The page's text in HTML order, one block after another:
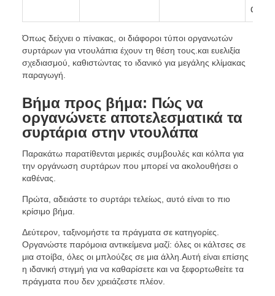
Όπως δείχνει ο πίνακας, οι διάφοροι τύποι οργανωτών
συρτάρων για ντουλάπια έχουν τη θέση τους.και ευελιξία
σχεδιασμού, καθιστώντας το ιδανικό για μεγάλης κλίμακας
παραγωγή.
Βήμα προς βήμα: Πώς να
οργανώνετε αποτελεσματικά τα
συρτάρια στην ντουλάπα
Παρακάτω παρατίθενται μερικές συμβουλές και κόλπα για
την οργάνωση συρτάρων που μπορεί να ακολουθήσει ο
καθένας.
Πρώτα, αδειάστε το συρτάρι τελείως, αυτό είναι το πιο
κρίσιμο βήμα.
Δεύτερον, ταξινομήστε τα πράγματα σε κατηγορίες.
Οργανώστε παρόμοια αντικείμενα μαζί: όλες οι κάλτσες σε
μια στοίβα, όλες οι μπλούζες σε μια άλλη.Αυτή είναι επίσης
η ιδανική στιγμή για να καθαρίσετε και να ξεφορτωθείτε τα
πράγματα που δεν χρειάζεστε πλέον.